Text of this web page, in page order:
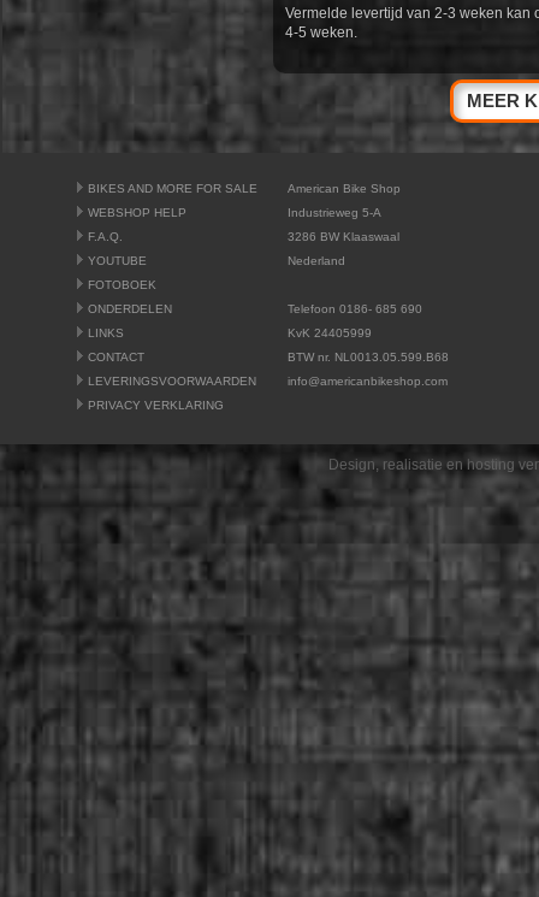
Vermelde levertijd van 2-3 weken kan
4-5 weken.
MEER
BIKES AND MORE FOR SALE
WEBSHOP HELP
F.A.Q.
YOUTUBE
FOTOBOEK
ONDERDELEN
LINKS
CONTACT
LEVERINGSVOORWAARDEN
PRIVACY VERKLARING
American Bike Shop
Industrieweg 5-A
3286 BW Klaaswaal
Nederland
Telefoon 0186- 685 690
KvK 24405999
BTW nr. NL0013.05.599.B68
info@americanbikeshop.com
Design, realisatie en hosting